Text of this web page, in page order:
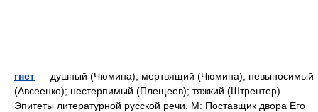
гнет — душный (Чюмина); мертвящий (Чюмина); невыносимый
(Авсеенко); нестерпимый (Плещеев); тяжкий (Штрентер)
Эпитеты литературной русской речи. М: Поставщик двора Его